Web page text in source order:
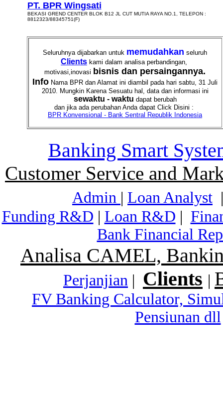
PT. BPR Wingsati
BEKASI GREND CENTER BLOK B12 JL CUT MUTIA RAYA NO.1, TELEPON :
8812323/88345751(F)
Seluruhnya dijabarkan untuk memudahkan seluruh
Clients kami dalam analisa perbandingan,
motivasi,inovasi bisnis dan persaingannya.
Info Nama BPR dan Alamat ini diambil pada hari sabtu, 31 Juli
2010. Mungkin Karena Sesuatu hal, data dan informasi ini
sewaktu - waktu dapat berubah
dan jika ada perubahan Anda dapat Click Disini :
BPR Konvensional - Bank Sentral Republik Indonesia
Banking Smart
Customer Service and
Admin | Loan Analyst
Funding R&D | Loan R&D |
Bank Financial
Analisa CAMEL,
Perjanjian | Clients |
FV Banking Calculator,
Pensiunan dll